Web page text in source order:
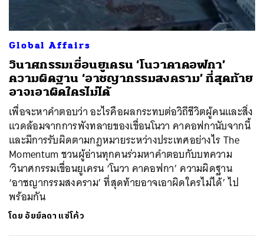
Global Affairs
วินาศกรรมเขื่อนยูเครน ‘โนวาคาคอฟกา’
ความผิดฐาน ‘อาชญากรรมสงคราม’ ที่สุดท้าย
อาจเอาผิดใครไม่ได้
เพื่อจะหาคำตอบว่า อะไรคือผลกระทบต่อวิถีชีวิตผู้คนและสิ่ง
แวดล้อมจากการพังทลายของเขื่อนโนวา คาคอฟกานับจากนี้
และมีการรับผิดตามกฎหมายระหว่างประเทศอย่างไร The
Momentum ชวนผู้อ่านทุกคนร่วมหาคำตอบกับบทความ
‘วินาศกรรมเขื่อนยูเครน ‘โนวา คาคอฟกา’ ความผิดฐาน
‘อาชญากรรมสงคราม’ ที่สุดท้ายอาจเอาผิดใครไม่ได้’ ไป
พร้อมกัน
โดย อัยย์ลดา แซ่โค้ว
ค้นหา
SHARE